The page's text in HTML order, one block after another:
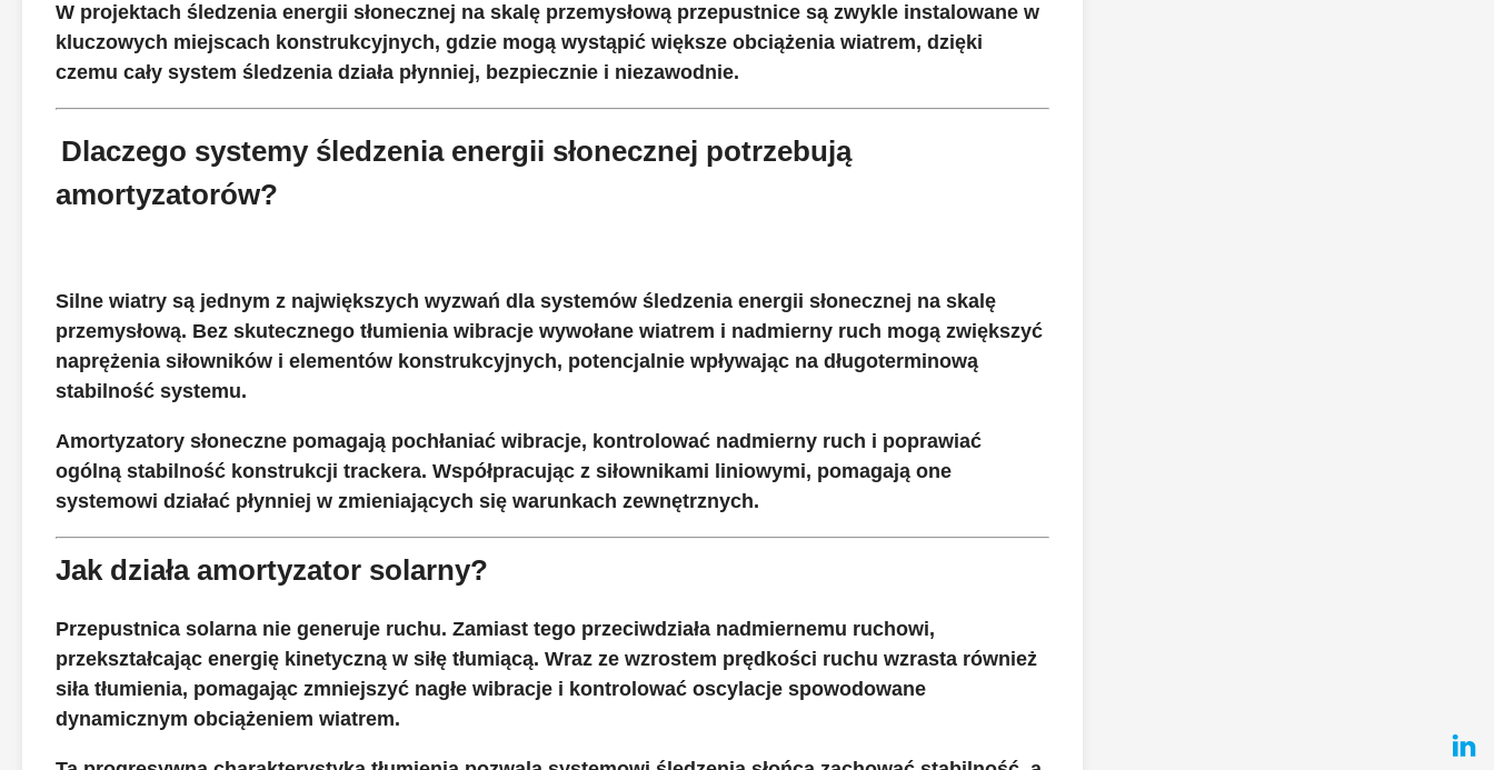
W projektach śledzenia energii słonecznej na skalę przemysłową przepustnice są zwykle instalowane w
kluczowych miejscach konstrukcyjnych, gdzie mogą wystąpić większe obciążenia wiatrem, dzięki
czemu cały system śledzenia działa płynniej, bezpiecznie i niezawodnie.
Dlaczego systemy śledzenia energii słonecznej potrzebują
amortyzatorów?
Silne wiatry są jednym z największych wyzwań dla systemów śledzenia energii słonecznej na skalę
przemysłową. Bez skutecznego tłumienia wibracje wywołane wiatrem i nadmierny ruch mogą zwiększyć
naprężenia siłowników i elementów konstrukcyjnych, potencjalnie wpływając na długoterminową
stabilność systemu.
Amortyzatory słoneczne pomagają pochłaniać wibracje, kontrolować nadmierny ruch i poprawiać
ogólną stabilność konstrukcji trackera. Współpracując z siłownikami liniowymi, pomagają one
systemowi działać płynniej w zmieniających się warunkach zewnętrznych.
Jak działa amortyzator solarny?
Przepustnica solarna nie generuje ruchu. Zamiast tego przeciwdziała nadmiernemu ruchowi,
przekształcając energię kinetyczną w siłę tłumiącą. Wraz ze wzrostem prędkości ruchu wzrasta również
siła tłumienia, pomagając zmniejszyć nagłe wibracje i kontrolować oscylacje spowodowane
dynamicznym obciążeniem wiatrem.